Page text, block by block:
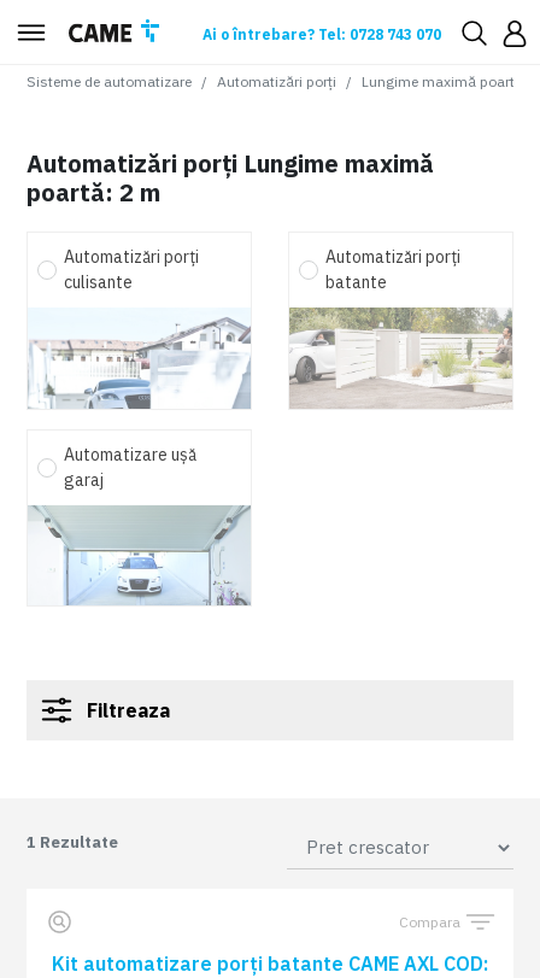
Ai o întrebare? Tel: 0728 743 070
Sisteme de automatizare Automatizări porți Lungime maximă poartă
Automatizări porți Lungime maximă
poartă: 2 m
Automatizări porți
culisante
Automatizări porți
batante
Automatizare ușă
garaj
Filtreaza
1 Rezultate
Compara
Kit automatizare porți batante CAME AXL COD: